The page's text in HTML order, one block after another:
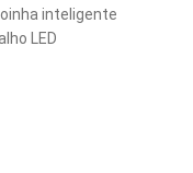
inteligente
LED